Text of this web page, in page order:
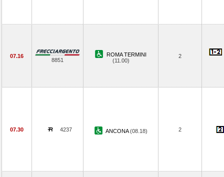
07.16
8851
ROMA TERMINI
(11.00)
2
07.30 4237 ANCONA(08.18) 2